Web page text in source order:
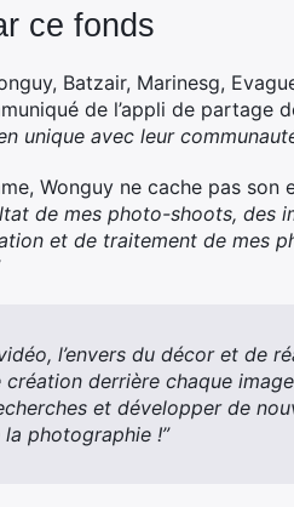
ce fonds
Batzair, Marinesg,
de l’appli de partage
unique avec leur
Wonguy ne cache pas son
de mes photo-shoots, des
et de traitement de mes
l’envers du décor et de
derrière chaque
et développer de
photographie !”